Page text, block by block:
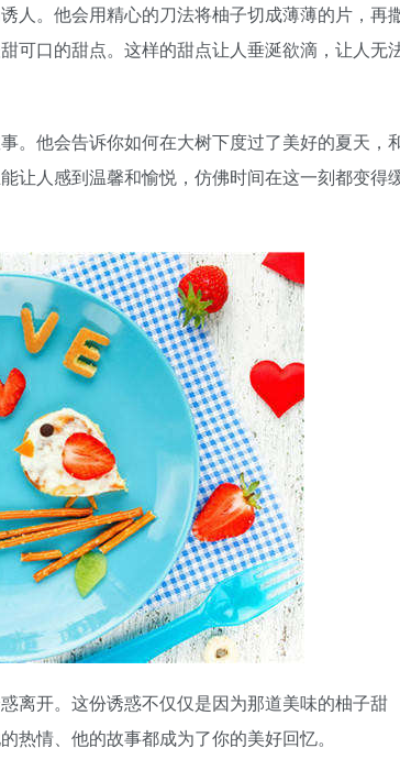
人。他会用精心的刀法将柚子切成薄薄的片，再
可口的甜点。这样的甜点让人垂涎欲滴，让人无
。他会告诉你如何在大树下度过了美好的夏天，
让人感到温馨和愉悦，仿佛时间在这一刻都变得
离开。这份诱惑不仅仅是因为那道美味的柚子甜
热情、他的故事都成为了你的美好回忆。